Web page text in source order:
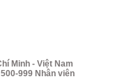
Minh - Việt Nam
999 Nhân viên